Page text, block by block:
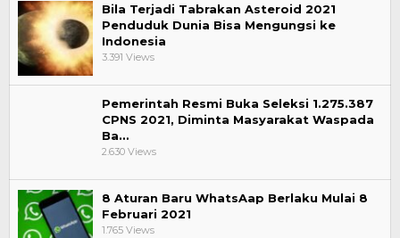
Bila Terjadi Tabrakan Asteroid 2021
Penduduk Dunia Bisa Mengungsi ke
Indonesia
3.391 Views
Pemerintah Resmi Buka Seleksi 1.275.387
CPNS 2021, Diminta Masyarakat Waspada
Ba…
2.630 Views
8 Aturan Baru WhatsAap Berlaku Mulai 8
Februari 2021
1.765 Views